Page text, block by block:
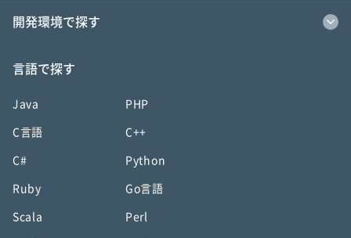
開発環境で探す
言語で探す
Java PHP
C言語 C++
C# Python
Ruby Go言語
Scala Perl